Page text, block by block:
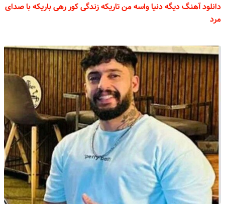
دانلود آهنگ دیگه دنیا واسه من تاریکه زندگی کور رهی باریکه با صدای
مرد